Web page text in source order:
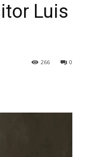
Luis
0
266